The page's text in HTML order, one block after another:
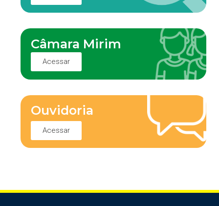
Câmara Mirim
Acessar
Ouvidoria
Acessar